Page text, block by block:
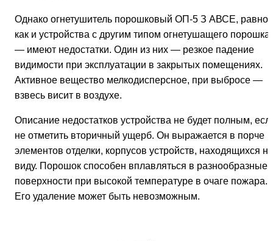
Однако огнетушитель порошковый ОП-5 З АВСЕ, равно
как и устройства с другим типом огнетушащего порошка
— имеют недостатки. Один из них — резкое падение
видимости при эксплуатации в закрытых помещениях.
Активное вещество мелкодисперсное, при выбросе —
взвесь висит в воздухе.
Описание недостатков устройства не будет полным,
не отметить вторичный ущерб. Он выражается в порче
элементов отделки, корпусов устройств, находящихся на
виду. Порошок способен вплавляться в разнообразные
поверхности при высокой температуре в очаге пожара.
Его удаление может быть невозможным.